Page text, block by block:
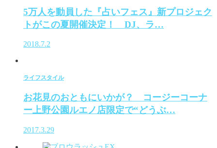
5万人を動員した『占いフェス』新プロジェク
トがこの夏開催決定！ DJ、ラ…
2018.7.2
ライフスタイル
お花見のおともにいかが？ コージーコーナ
ー上野公園ルエノ店限定で“どうぶ…
2017.3.29